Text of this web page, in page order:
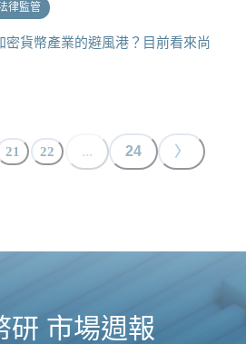
律監管
密貨幣產業的避風港？目前看來尚
21 22 ... 24 〉
研 市場週報